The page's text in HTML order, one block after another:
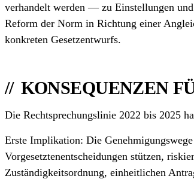
verhandelt werden — zu Einstellungen
Reform der Norm in Richtung einer
konkreten Gesetz­entwurfs.
KONSEQUENZEN
Die Rechtsprechungs­linie 2022 bis 2025
Erste Implikation: Die
Vorgesetzten­entscheidungen stützen,
Zuständigkeits­ordnung, einheitlichen